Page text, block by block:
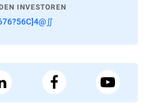
INVESTOREN